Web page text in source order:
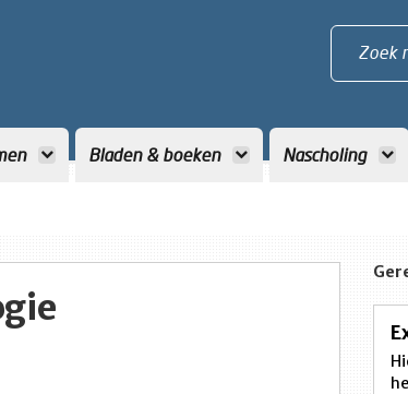
Zoek
Bladen & boeken Nascholing